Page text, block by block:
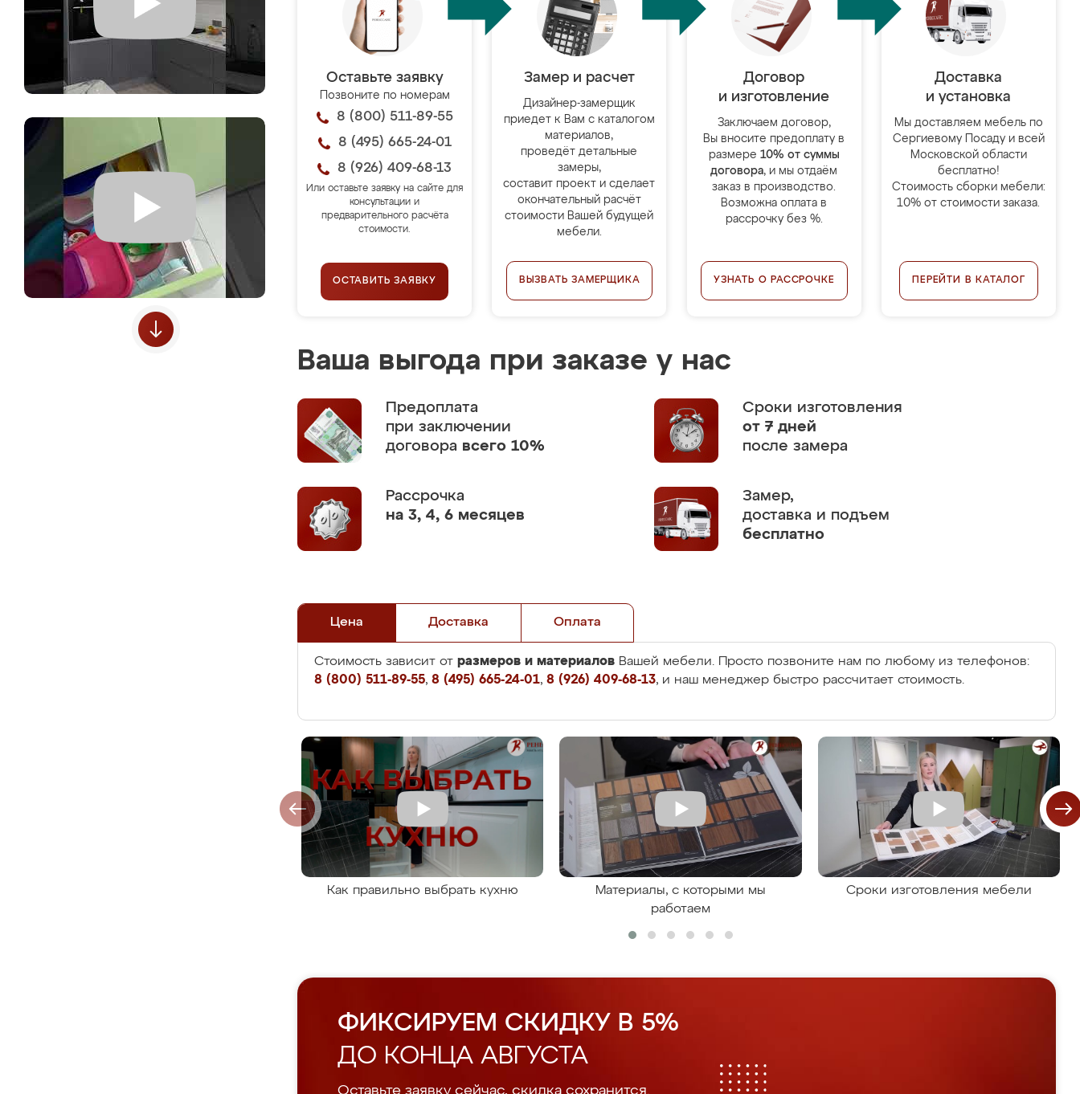
Оставьте заявку
Позвоните по номерам
8 (800) 511-89-55
8 (495) 665-24-01
8 (926) 409-68-13
Или оставьте заявку на сайте для
консультации и
предварительного расчёта
стоимости.
ОСТАВИТЬ ЗАЯВКУ
Замер и расчет
Дизайнер-замерщик
приедет к Вам с каталогом
материалов,
проведёт детальные
замеры,
составит проект и сделает
окончательный расчёт
стоимости Вашей будущей
мебели.
ВЫЗВАТЬ ЗАМЕРЩИКА
Договор
и изготовление
Заключаем договор,
Вы вносите предоплату в
размере 10% от суммы
договора, и мы отдаём
заказ в производство.
Возможна оплата в
рассрочку без %.
УЗНАТЬ О РАССРОЧКЕ
Доставка
и установка
Мы доставляем мебель по
Сергиевому Посаду и всей
Московской области
бесплатно!
Стоимость сборки мебели:
10% от стоимости заказа.
ПЕРЕЙТИ В КАТАЛОГ
Ваша выгода при заказе у нас
Предоплата
при заключении
договора всего 10%
Сроки изготовления
от 7 дней
после замера
Рассрочка
на 3, 4, 6 месяцев
Замер,
доставка и подъем
бесплатно
Цена Доставка Оплата
Стоимость зависит от размеров и материалов Вашей мебели. Просто позвоните нам по любому из телефонов:
8 (800) 511-89-55, 8 (495) 665-24-01, 8 (926) 409-68-13, и наш менеджер быстро рассчитает стоимость.
Как правильно выбрать кухню
Материалы, с которыми мы
работаем
Сроки изготовления мебели
ФИКСИРУЕМ СКИДКУ В 5%
ДО КОНЦА АВГУСТА
Оставьте заявку сейчас, скидка сохранится.